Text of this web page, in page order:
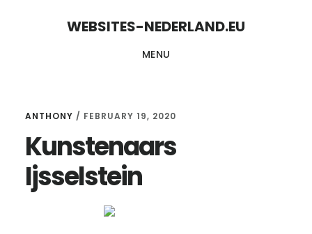
WEBSITES-NEDERLAND.EU
MENU
ANTHONY / FEBRUARY 19, 2020
Kunstenaars
Ijsselstein